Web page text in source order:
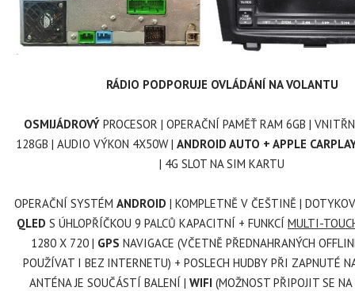
RÁDIO PODPORUJE OVLÁDÁNÍ NA VOLANTU
OSMIJÁDROVÝPROCESOR | OPERAČNÍ PAMĚŤ RAM 6GB |
128GB | AUDIO VÝKON 4X50W | ANDROID AUTO + APPLE
| 4G SLOT NA SIM KARTU
OPERAČNÍ SYSTÉM ANDROID | KOMPLETNĚ V ČEŠTINĚ |
QLED S ÚHLOPŘÍČKOU 9 PALCŮ KAPACITNÍ + FUNKCÍ MULTI-
1280 X 720 | GPS NAVIGACE (VČETNĚ PŘEDNAHRANÝCH
POUŽÍVAT I BEZ INTERNETU) + POSLECH HUDBY PŘI ZAPNUTÉ
ANTÉNA JE SOUČÁSTÍ BALENÍ | WIFI (MOŽNOST PŘIPOJIT SE